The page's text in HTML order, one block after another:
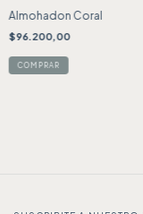
Almohadon Coral
$96.200,00